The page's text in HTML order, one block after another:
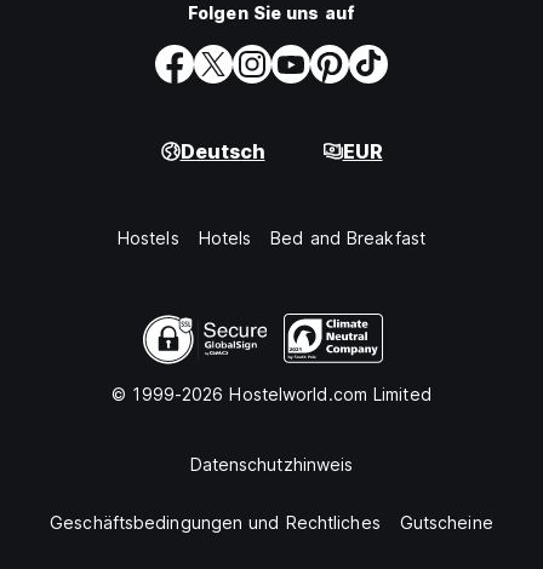
Folgen Sie uns auf
Deutsch EUR
Hostels Hotels Bed and Breakfast
© 1999-2026 Hostelworld.com Limited
Datenschutzhinweis
Geschäftsbedingungen und Rechtliches Gutscheine